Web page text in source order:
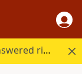
Every question Bible study raises, answered right here.